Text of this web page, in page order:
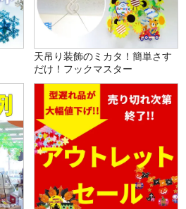
天吊り装飾のミカタ！簡単さす
だけ！フックマスター